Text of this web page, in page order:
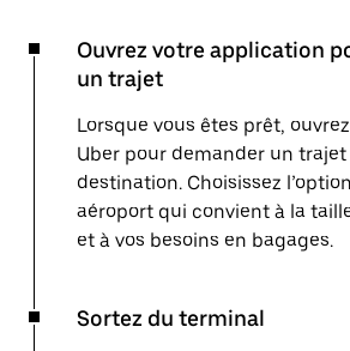
Ouvrez votre application
un trajet
Lorsque vous êtes prêt,
Uber pour demander un trajet
destination. Choisissez
aéroport qui convient à la
et à vos besoins en bagages.
Sortez du terminal